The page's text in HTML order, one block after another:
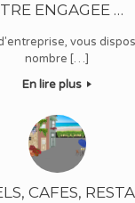
ENGAGEE …
vous
nombre […]
En lire plus
CAFES,